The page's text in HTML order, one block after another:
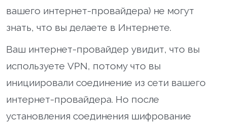
вашего интернет-провайдера) не могут
знать, что вы делаете в Интернете.
Ваш интернет-провайдер увидит, что вы
используете VPN, потому что вы
инициировали соединение из сети вашего
интернет-провайдера. Но после
установления соединения шифрование